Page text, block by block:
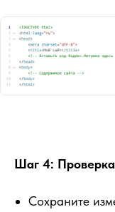
Шаг 4: Проверка
Сохраните